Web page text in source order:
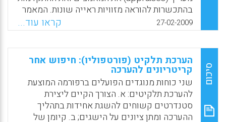
Tillema, H.H., & Smith, K ).
WhatsApp
Facebook
Email
X
בהתכשרות להוראה מזוויות ראייה שונות. המאמר
בוחן הערכות של שיעורים בהתנסות המעשית ע"י
מספר מעריכים. הערכות שיעור של 51
משתתפים (17 משולשי הדרכה) נותחו במונחים
של: מטרת ההערכה, מושא ההערכה, שיטות הוראה
מועדפות, מוקד ההערכה והקריטריונים להערכה.
הממצאים מראים וריאציות משמעותיות במטרות
ובפרספקטיבות של המעריכים. הבדלים ונקודות
דמיון בין המעורבים פורשו כתורמים לחשיבות
של הערכה רבת פנים של הישגים. נראה כי יש
27-02-2009 קראו עוד...
סיכום
הערכת תלקיט (פורטפוליו): חיפוש אחר
קריטריונים להערכה
שני כוחות מנוגדים הפועלים ברפורמה המוצעת
להערכת תלקיטים: א. הצורך הקיים ליצירת
סטנדרטים קשוחים להשגת אחידות בתהליך
ההערכה ומתן ציונים על הישגים; ב. קיומן של